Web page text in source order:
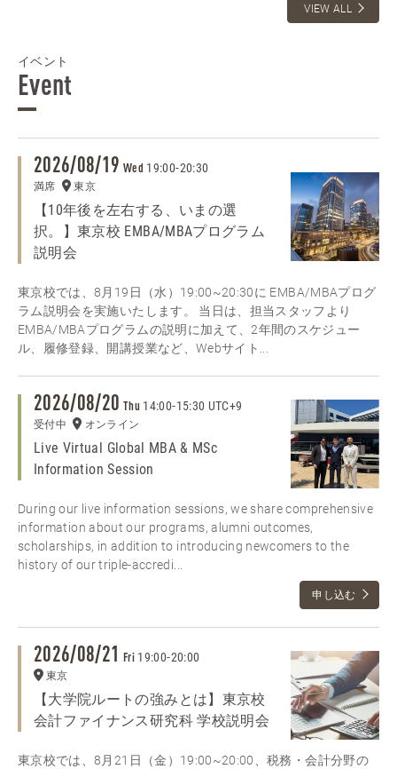
VIEW ALL
イベント
Event
2026/08/19 Wed 19:00-20:30
満席 東京
【10年後を左右する、いまの選
択。】東京校 EMBA/MBAプログラム
説明会
東京校では、8月19日（水）19:00~20:30に EMBA/MBAプログ
ラム説明会を実施いたします。 当日は、担当スタッフより
EMBA/MBAプログラムの説明に加えて、2年間のスケジュー
ル、履修登録、開講授業など、Webサイト...
2026/08/20 Thu 14:00-15:30 UTC+9
受付中 オンライン
Live Virtual Global MBA & MSc
Information Session
During our live information sessions, we share comprehensive
information about our programs, alumni outcomes,
scholarships, in addition to introducing newcomers to the
history of our triple-accredi...
申し込む
2026/08/21 Fri 19:00-20:00
東京
【大学院ルートの強みとは】東京校
会計ファイナンス研究科 学校説明会
東京校では、8月21日（金）19:00~20:00、税務・会計分野の